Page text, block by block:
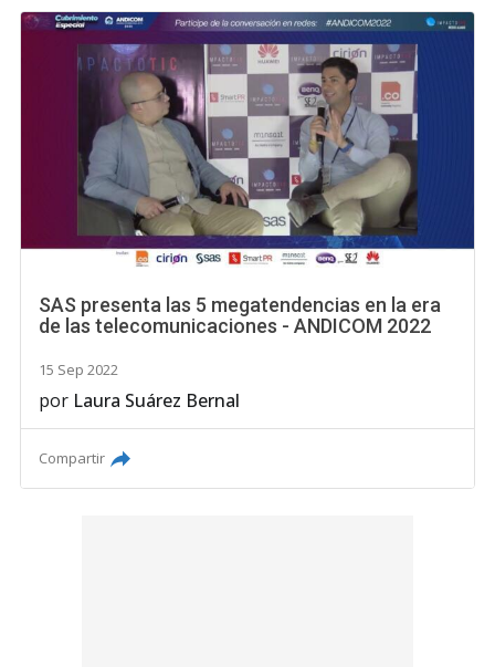
SAS presenta las 5 megatendencias en la era
de las telecomunicaciones - ANDICOM 2022
15 Sep 2022
por Laura Suárez Bernal
Compartir